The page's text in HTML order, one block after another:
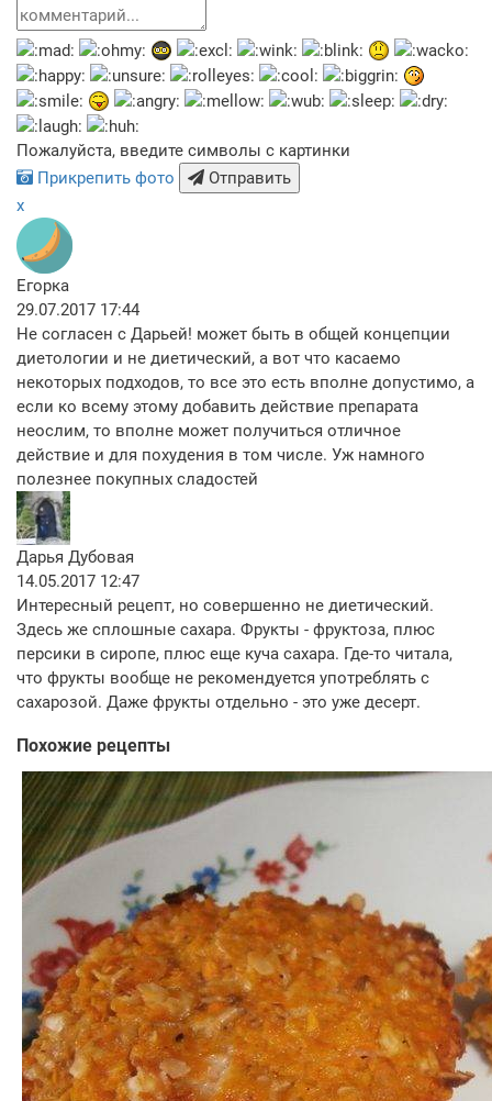
Пожалуйста, введите символы с картинки
Прикрепить фото
Отправить
x
Егорка
29.07.2017 17:44
Не согласен с Дарьей! может быть в общей концепции
диетологии и не диетический, а вот что касаемо
некоторых подходов, то все это есть вполне допустимо, а
если ко всему этому добавить действие препарата
неослим, то вполне может получиться отличное
действие и для похудения в том числе. Уж намного
полезнее покупных сладостей
Дарья Дубовая
14.05.2017 12:47
Интересный рецепт, но совершенно не диетический.
Здесь же сплошные сахара. Фрукты - фруктоза, плюс
персики в сиропе, плюс еще куча сахара. Где-то читала,
что фрукты вообще не рекомендуется употреблять с
сахарозой. Даже фрукты отдельно - это уже десерт.
Похожие рецепты